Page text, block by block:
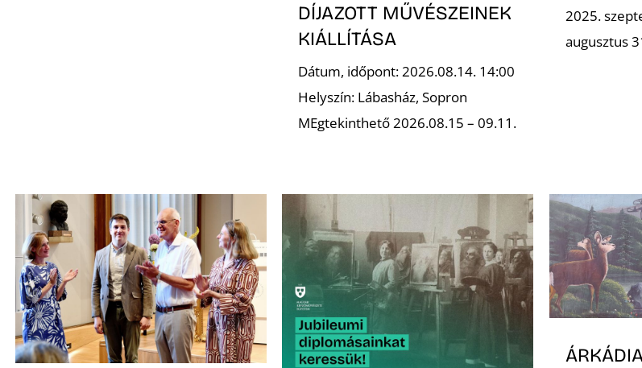
DÍJAZOTT MŰVÉSZEINEK
KIÁLLÍTÁSA
Dátum, időpont: 2026.08.14. 14:00
Helyszín: Lábasház, Sopron
MEgtekinthető 2026.08.15 – 09.11.
2025.
augusztus